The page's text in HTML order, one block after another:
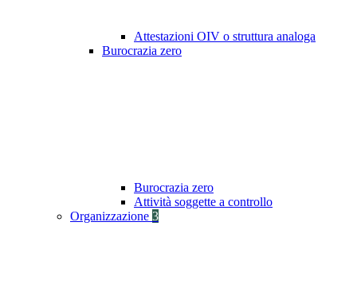
Attestazioni OIV o struttura analoga
Burocrazia zero
Burocrazia zero
Attività soggette a controllo
Organizzazione 3